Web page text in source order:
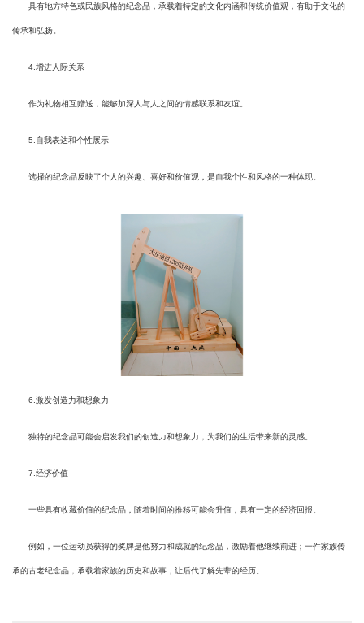
具有地方特色或民族风格的纪念品，承载着特定的文化内涵和传统价值观，有助于文化的
传承和弘扬。
4.增进人际关系
作为礼物相互赠送，能够加深人与人之间的情感联系和友谊。
5.自我表达和个性展示
选择的纪念品反映了个人的兴趣、喜好和价值观，是自我个性和风格的一种体现。
6.激发创造力和想象力
独特的纪念品可能会启发我们的创造力和想象力，为我们的生活带来新的灵感。
7.经济价值
一些具有收藏价值的纪念品，随着时间的推移可能会升值，具有一定的经济回报。
例如，一位运动员获得的奖牌是他努力和成就的纪念品，激励着他继续前进；一件家族传
承的古老纪念品，承载着家族的历史和故事，让后代了解先辈的经历。